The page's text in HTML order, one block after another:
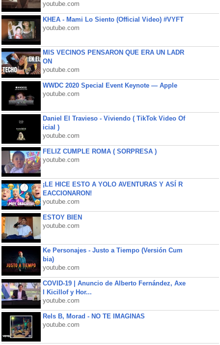
youtube.com
KHEA - Mami Lo Siento (Official Video) #VYFT
youtube.com
MIS VECINOS PENSARON QUE ERA UN LADR
ON
youtube.com
WWDC 2020 Special Event Keynote — Apple
youtube.com
Daniel El Travieso - Viviendo ( TikTok Video Of
icial )
youtube.com
FELIZ CUMPLE ROMA ( SORPRESA )
youtube.com
¡LE HICE ESTO A YOLO AVENTURAS Y ASÍ R
EACCIONARON!
youtube.com
ESTOY BIEN
youtube.com
Ke Personajes - Justo a Tiempo (Versión Cum
bia)
youtube.com
COVID-19 | Anuncio de Alberto Fernández, Axe
l Kicillof y Hor...
youtube.com
Rels B, Morad - NO TE IMAGINAS
youtube.com